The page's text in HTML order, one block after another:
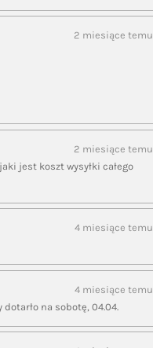
2 miesiące temu
2 miesiące temu
jest koszt wysyłki całego
4 miesiące temu
4 miesiące temu
na sobotę, 04.04.